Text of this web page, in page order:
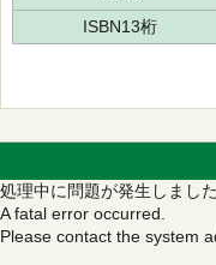
ISBN13桁
処理中に問題が発生しまし
A fatal error occurred.
Please contact the system